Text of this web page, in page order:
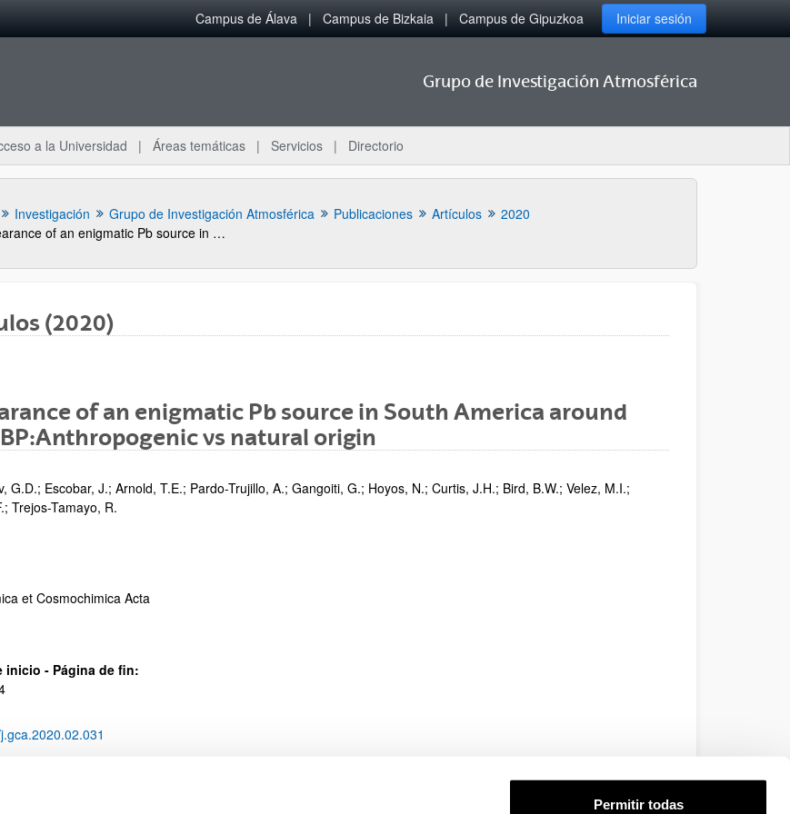
Permitir todas
Campus de Álava Campus de Bizkaia Campus de Gipuzkoa Iniciar sesión
Grupo de Investigación Atmosférica
a la Universidad Áreas temáticas Servicios Directorio
Investigación Grupo de Investigación Atmosférica Publicaciones Artículos
2020
Appearance of an enigmatic Pb source in South America around 2000 BP:Anthropogenic vs natural origin
(2020)
of an enigmatic Pb source in South America around
vs natural origin
G.D.; Escobar, J.; Arnold, T.E.; Pardo-Trujillo, A.; Gangoiti, G.; Hoyos, N.; Curtis, J.H.; Bird, B.W.; Velez, M.I.;
Trejos-Tamayo, R.
et Cosmochimica Acta
inicio - Página de fin: